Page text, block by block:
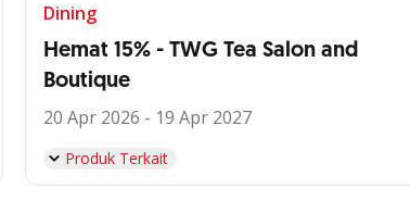
Dining
Hemat 15% - TWG Tea Salon and
Boutique
20 Apr 2026 - 19 Apr 2027
Produk Terkait